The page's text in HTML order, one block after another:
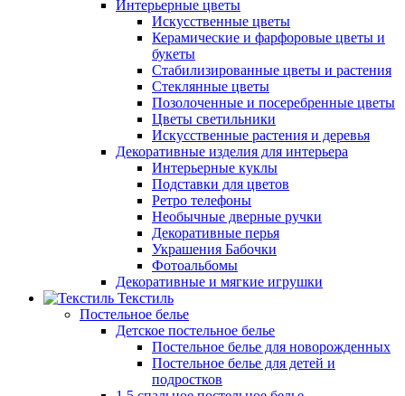
Интерьерные цветы
Искусственные цветы
Керамические и фарфоровые цветы и
букеты
Стабилизированные цветы и растения
Стеклянные цветы
Позолоченные и посеребренные цветы
Цветы светильники
Искусственные растения и деревья
Декоративные изделия для интерьера
Интерьерные куклы
Подставки для цветов
Ретро телефоны
Необычные дверные ручки
Декоративные перья
Украшения Бабочки
Фотоальбомы
Декоративные и мягкие игрушки
Текстиль
Постельное белье
Детское постельное белье
Постельное белье для новорожденных
Постельное белье для детей и
подростков